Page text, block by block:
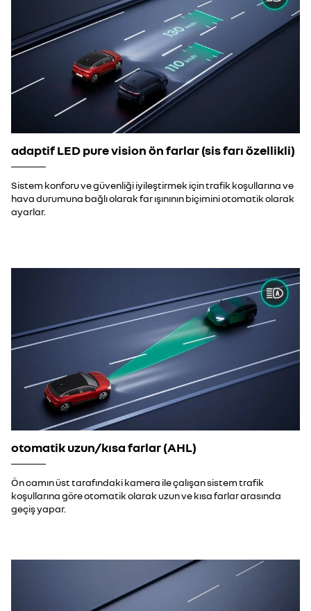
adaptif LED pure vision ön farlar (sis farı özellikli)
Sistem konforu ve güvenliği iyileştirmek için trafik koşullarına ve
hava durumuna bağlı olarak far ışınının biçimini otomatik olarak
ayarlar.
otomatik uzun/kısa farlar (AHL)
Ön camın üst tarafındaki kamera ile çalışan sistem trafik
koşullarına göre otomatik olarak uzun ve kısa farlar arasında
geçiş yapar.